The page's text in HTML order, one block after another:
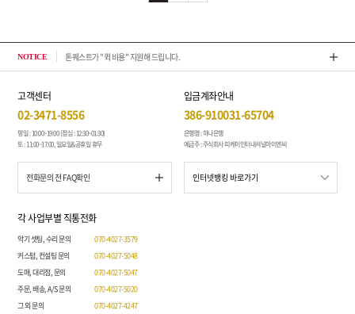
NOTICE 톤퀘스트가 "퀵 비용" 지원해 드립니다. 2026
고객센터
02-3471-8556
평일 : 10:00~19:00 (점심 : 12:30~01:30)
토 : 11:00~17:00, 일요일&공휴일 휴무
전화문의 전 FAQ확인
입금계좌안내
386-910031-65704
은행명 : 하나은행
예금주 : 주식회사 피케이인터내셔널아이엔씨
각 사업부별 직통전화
악기 셋팅, 수리 문의
070-4027-3579
커스텀, 컨설팅 문의
070-4027-5048
도매, 대리점, 문의
070-4027-5047
주문, 배송, A/S 문의
070-4027-5020
그 외 문의
070-4027-4247